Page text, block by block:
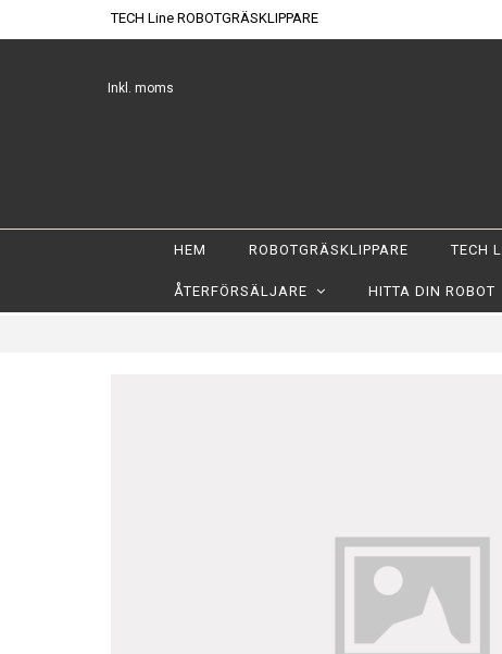
TECH Line ROBOTGRÄSKLIPPARE
Inkl. moms
HEM ROBOTGRÄSKLIPPARE TECH
ÅTERFÖRSÄLJARE HITTA DIN ROBOT